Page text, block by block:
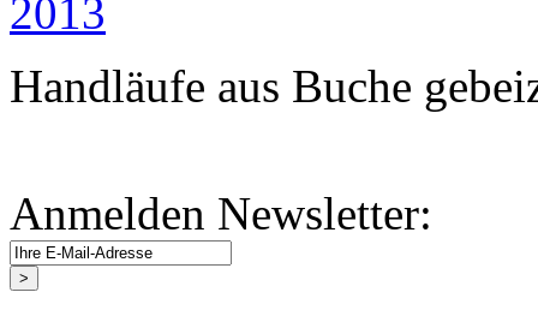
Handläufe aus Buche
Anmelden Newsletter: